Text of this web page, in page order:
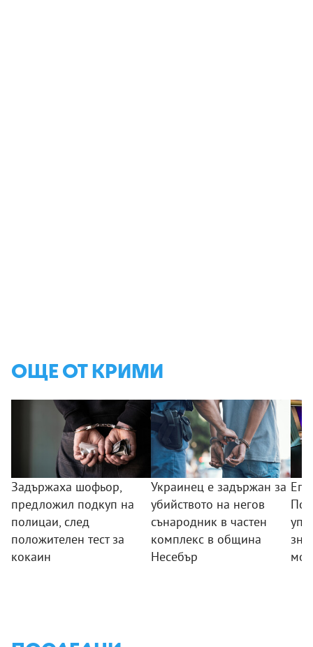
ОЩЕ ОТ КРИМИ
Задържаха шофьор,
предложил подкуп на
полицаи, след
положителен тест за
кокаин
Украинец е задържан за
убийството на негов
сънародник в частен
комплекс в община
Несебър